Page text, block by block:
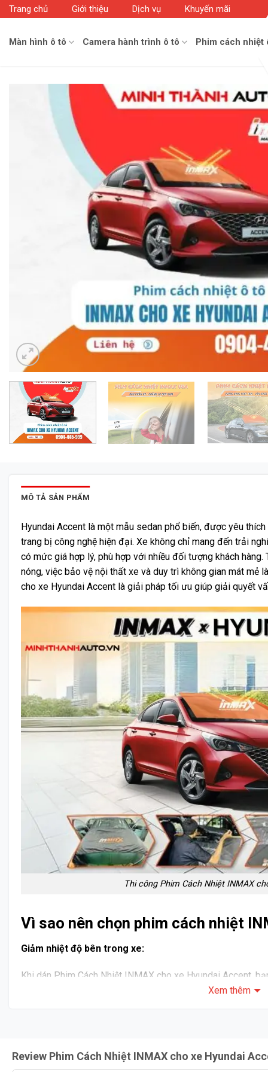
Skip
to
content
Trang chủ Giới thiệu Dịch vụ Khuyến mãi
Màn hình ô tô Camera hành trình ô tô Phim cách nhiệt
MÔ TẢ SẢN PHẨM
Hyundai Accent là một mẫu sedan phổ biến, được yêu
trang bị công nghệ hiện đại. Xe không chỉ mang đến trải
có mức giá hợp lý, phù hợp với nhiều đối tượng khách
nóng, việc bảo vệ nội thất xe và duy trì không gian mát mẻ
cho xe Hyundai Accent là giải pháp tối ưu giúp giải quyết
Thi công Phim Cách Nhiệt INMAX
Vì sao nên chọn phim cách nhiệt
Giảm nhiệt độ bên trong xe:
Khi dán Phim Cách Nhiệt INMAX cho xe Hyundai Accent,
nhiệt độ bên trong xe so với bên ngoài. Phim INMAX có
Xem thêm
Review Phim Cách Nhiệt INMAX cho xe Hyundai